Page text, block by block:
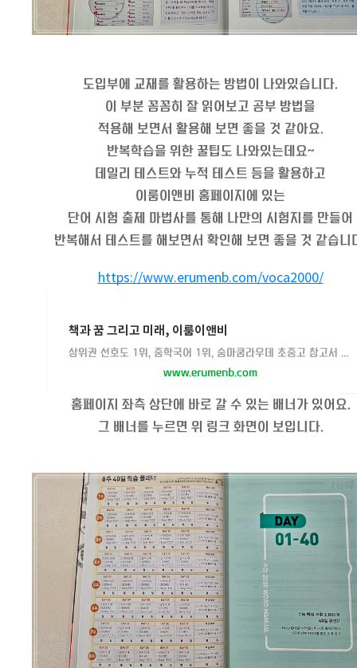
도입부에 교재를 활용하는 방법이 나와있습니다.
이 부분 꼼꼼히 잘 읽어보고 공부 방법을
적용해 보면서 활용해 보면 좋을 것 같아요.
반복학습을 위한 꿀팁도 나와있는데요~
데일리 테스트와 누적 테스트 등을 활용하고
이룸이앤비 홈페이지에 있는
단어 시험 출제 마법사를 통해 나만의 시험지를 만들어
반복해서 테스트를 해보면서 확인해 보면 좋을 것 같습니
https://www.erumenb.com/voca2000/
책과 꿈 그리고 미래, 이룸이앤비
상위권 선호도 1위, 중학국어 1위, 숨마쿰라우데 초중고 참고서 전문 출판 이룸이앤비입니다.
www.erumenb.com
홈페이지 좌측 상단에 바로 갈 수 있는 배너가 있어요.
그 배너를 누르면 위 링크 화면이 보입니다.